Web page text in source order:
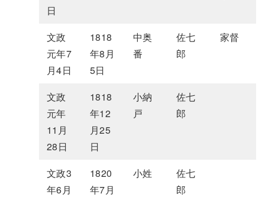
日
文政
元年7
月4日
1818
年8月
5日
中奥
番
佐七
郎
家督
文政
元年
11月
28日
1818
年12
月25
日
小納
戸
佐七
郎
文政3
年6月
1820
年7月
小姓
佐七
郎